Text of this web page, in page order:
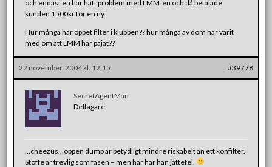
och endast en har haft problem med LMM´en och då betalade
kunden 1500kr för en ny.
Hur många har öppet filter i klubben?? hur många av dom har varit
med om att LMM har pajat??
22 november, 2004 kl. 12:15 #39778
SecretAgentMan
Deltagare
…cheezus…öppen dump är betydligt mindre riskabelt än ett konfilter.
Stoffe är trevlig som fasen – men här har han jättefel.